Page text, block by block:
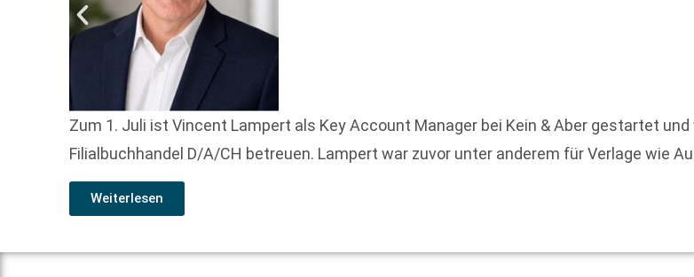
Zum 1. Juli ist Vincent Lampert als Key Account Manager bei Kein & Aber gestartet
Filialbuchhandel D/A/CH betreuen. Lampert war zuvor unter anderem für Verlage wie
Weiterlesen